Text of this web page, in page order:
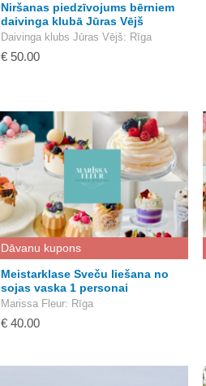
Niršanas piedzīvojums bērniem
daivinga klubā Jūras Vējš
Daivinga klubs Jūras Vējš: Rīga
€ 50.00
Dāvanu kupons
Meistarklase Sveču liešana no
sojas vaska 1 personai
Marissa Fleur: Rīga
€ 40.00